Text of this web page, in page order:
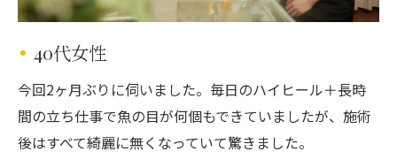
40代女性
今回2ヶ月ぶりに伺いました。毎日のハイヒール＋長時
間の立ち仕事で魚の目が何個もできていましたが、施術
後はすべて綺麗に無くなっていて驚きました。